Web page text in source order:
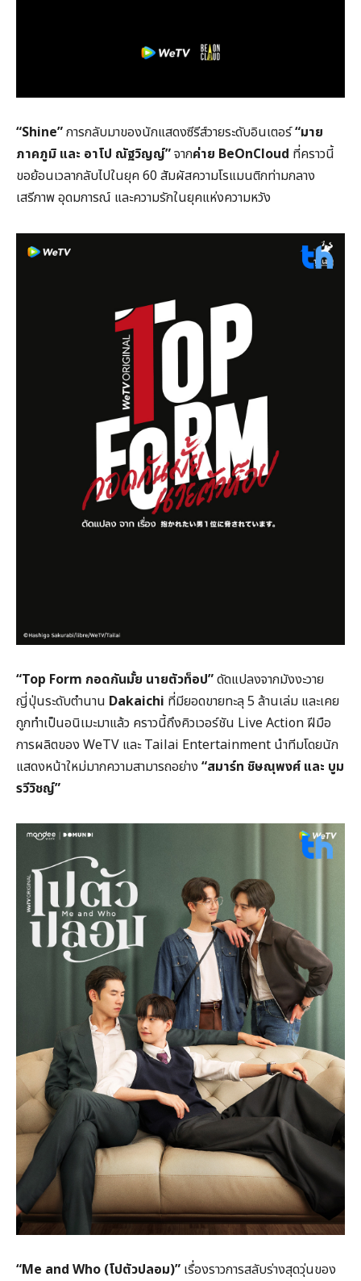
“Shine”การกลับมาของนักแสดงซีรีส์วายระดับอินเตอร์“มาย
ภาคภูมิ และ อาโป ณัฐวิญญ์”จากค่าย BeOnCloud ที่คราวนี้
ขอย้อนเวลากลับไปในยุค 60 สัมผัสความโรแมนติกท่ามกลาง
เสรีภาพ อุดมการณ์ และความรักในยุคแห่งความหวัง
“Top Form กอดกันมั้ย นายตัวท็อป”ดัดแปลงจากมังงะวาย
ญี่ปุ่นระดับตำนาน Dakaichi ที่มียอดขายทะลุ 5 ล้านเล่ม และเคย
ถูกทำเป็นอนิเมะมาแล้ว คราวนี้ถึงคิวเวอร์ชัน Live Action ฝีมือ
การผลิตของ WeTV และ Tailai Entertainment นำทีมโดยนัก
แสดงหน้าใหม่มากความสามารถอย่าง “สมาร์ท ชิษณุพงศ์ และ บูม
รวีวิชญ์”
“Me and Who (โปตัวปลอม)” เรื่องราวการสลับร่างสุดวุ่นของ